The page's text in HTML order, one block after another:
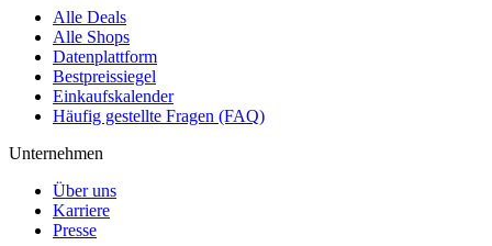
Alle Deals
Alle Shops
Datenplattform
Bestpreissiegel
Einkaufskalender
Häufig gestellte Fragen (FAQ)
Unternehmen
Über uns
Karriere
Presse